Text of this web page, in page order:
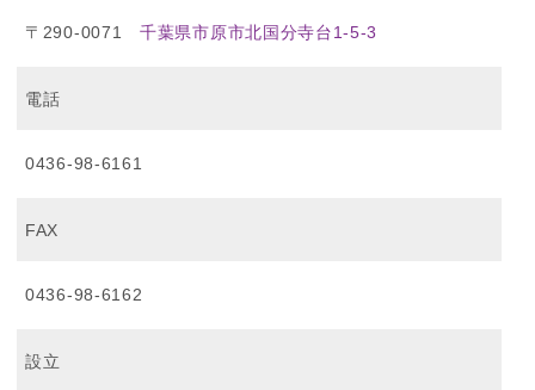
〒290-0071 千葉県市原市北国分寺台1-5-3
電話
0436-98-6161
FAX
0436-98-6162
設立